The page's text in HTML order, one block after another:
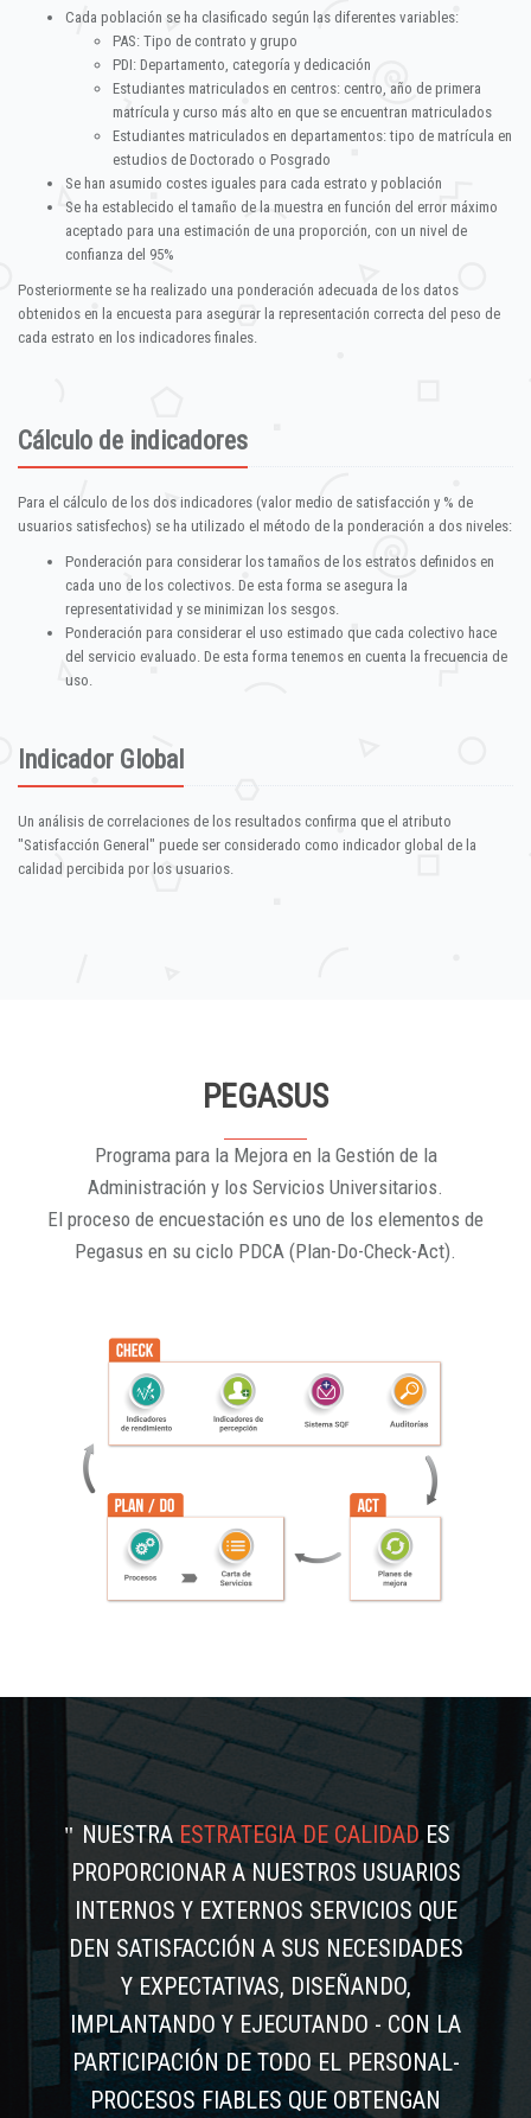
Cada población se ha clasificado según las diferentes variables:
PAS: Tipo de contrato y grupo
PDI: Departamento, categoría y dedicación
Estudiantes matriculados en centros: centro, año de primera
matrícula y curso más alto en que se encuentran matriculados
Estudiantes matriculados en departamentos: tipo de matrícula en
estudios de Doctorado o Posgrado
Se han asumido costes iguales para cada estrato y población
Se ha establecido el tamaño de la muestra en función del error máximo
aceptado para una estimación de una proporción, con un nivel de
confianza del 95%
Posteriormente se ha realizado una ponderación adecuada de los datos
obtenidos en la encuesta para asegurar la representación correcta del peso de
cada estrato en los indicadores finales.
Cálculo de indicadores
Para el cálculo de los dos indicadores (valor medio de satisfacción y % de
usuarios satisfechos) se ha utilizado el método de la ponderación a dos niveles:
Ponderación para considerar los tamaños de los estratos definidos en
cada uno de los colectivos. De esta forma se asegura la
representatividad y se minimizan los sesgos.
Ponderación para considerar el uso estimado que cada colectivo hace
del servicio evaluado. De esta forma tenemos en cuenta la frecuencia de
uso.
Indicador Global
Un análisis de correlaciones de los resultados confirma que el atributo
"Satisfacción General" puede ser considerado como indicador global de la
calidad percibida por los usuarios.
PEGASUS
Programa para la Mejora en la Gestión de la
Administración y los Servicios Universitarios.
El proceso de encuestación es uno de los elementos de
Pegasus en su ciclo PDCA (Plan-Do-Check-Act).
NUESTRAESTRATEGIA DE CALIDADES
PROPORCIONAR A NUESTROS USUARIOS
INTERNOS Y EXTERNOS SERVICIOS QUE
DEN SATISFACCIÓN A SUS NECESIDADES
Y EXPECTATIVAS, DISEÑANDO,
IMPLANTANDO Y EJECUTANDO - CON LA
PARTICIPACIÓN DE TODO EL PERSONAL-
PROCESOS FIABLES QUE OBTENGAN